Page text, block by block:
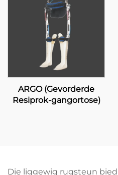
ARGO (Gevorderde
Resiprok-gangortose)
Die liggewig rugsteun